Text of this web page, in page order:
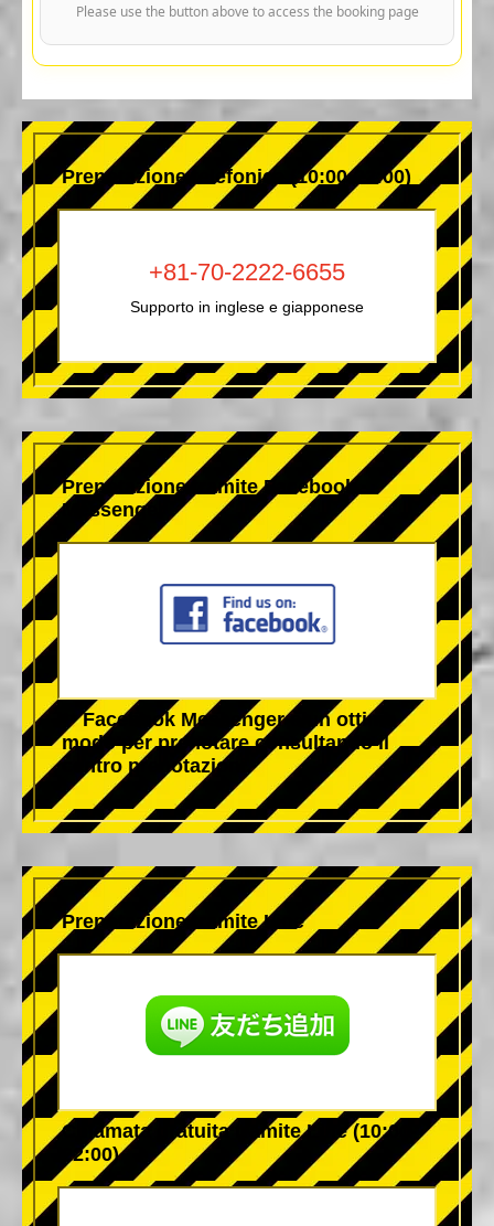
Please use the button above to access the booking page
Prenotazione telefonica (10:00-22:00)
+81-70-2222-6655
Supporto in inglese e giapponese
Prenotazione tramite Facebook
Messenger
** Facebook Messenger è un ottimo
modo per prenotare consultando il
centro prenotazioni.
Prenotazione tramite Line
Chiamata gratuita tramite Line (10:00-
22:00)